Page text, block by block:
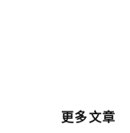
更多文章